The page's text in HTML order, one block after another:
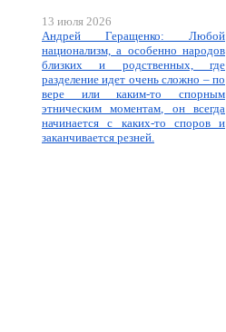
13 июля 2026
Андрей Геращенко: Любой
национализм, а особенно народов
близких и родственных, где
разделение идет очень сложно – по
вере или каким-то спорным
этническим моментам, он всегда
начинается с каких-то споров и
заканчивается резней.